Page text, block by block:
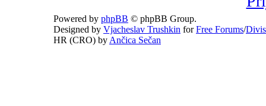
Powered by phpBB © phpBB Group.
Designed by Vjacheslav Trushkin forFree Forums/
HR (CRO) by Ančica Sečan